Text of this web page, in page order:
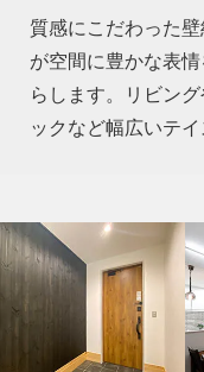
質感にこだわった
が空間に豊かな表
らします。リビン
ックなど幅広いテ